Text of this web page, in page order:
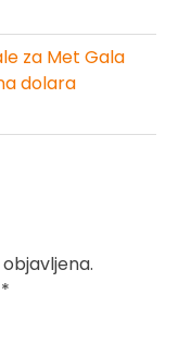
za Met Gala
dolara
*